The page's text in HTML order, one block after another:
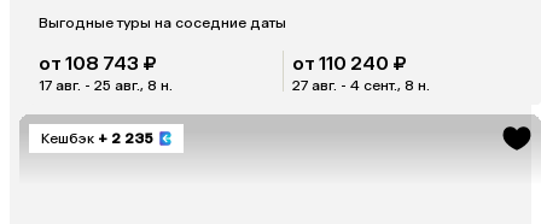
Выгодные туры на соседние даты
от 108 743 ₽
17 авг. - 25 авг., 8 н.
от 110 240 ₽
27 авг. - 4 сент., 8 н.
Кешбэк + 2 235